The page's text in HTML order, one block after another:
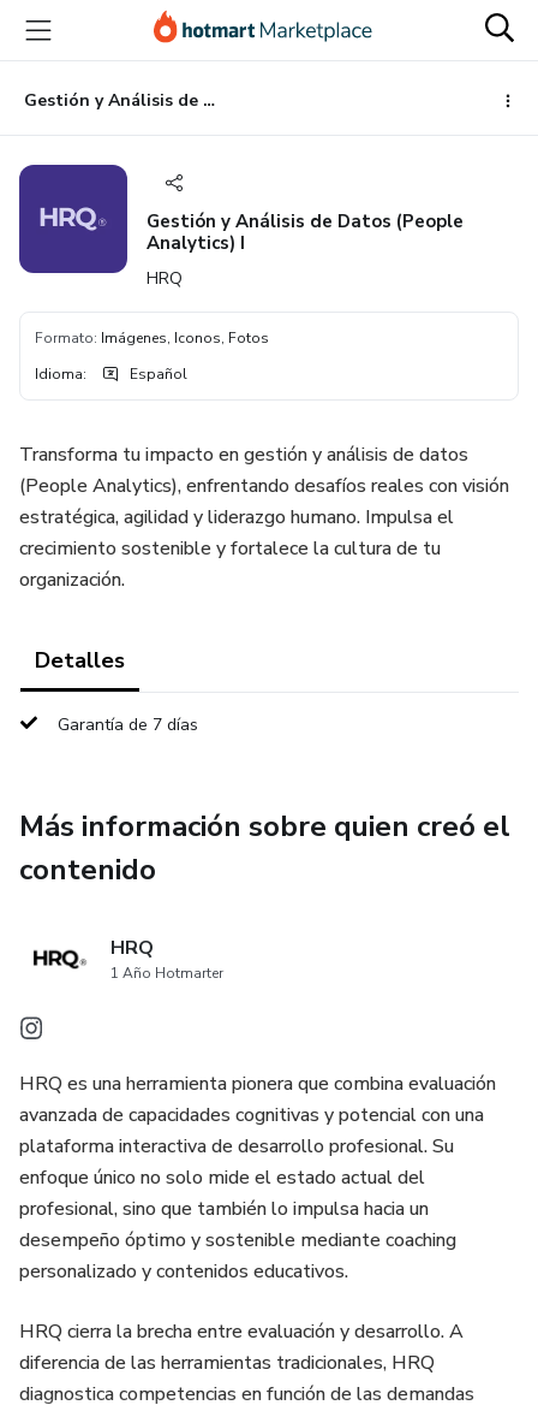
principal
página
de
página
Gestión y Análisis de Datos (People Analytics) I
Gestión y Análisis de Datos (People
Analytics) I
HRQ
Formato: Imágenes, Iconos, Fotos
Idioma: Español
Transforma tu impacto en gestión y análisis de datos
(People Analytics), enfrentando desafíos reales con visión
estratégica, agilidad y liderazgo humano. Impulsa el
crecimiento sostenible y fortalece la cultura de tu
organización.
Detalles
Garantía de 7 días
Más información sobre quien creó el
contenido
HRQ
1 Año Hotmarter
HRQ es una herramienta pionera que combina evaluación
avanzada de capacidades cognitivas y potencial con una
plataforma interactiva de desarrollo profesional. Su
enfoque único no solo mide el estado actual del
profesional, sino que también lo impulsa hacia un
desempeño óptimo y sostenible mediante coaching
personalizado y contenidos educativos.
HRQ cierra la brecha entre evaluación y desarrollo. A
diferencia de las herramientas tradicionales, HRQ
diagnostica competencias en función de las demandas